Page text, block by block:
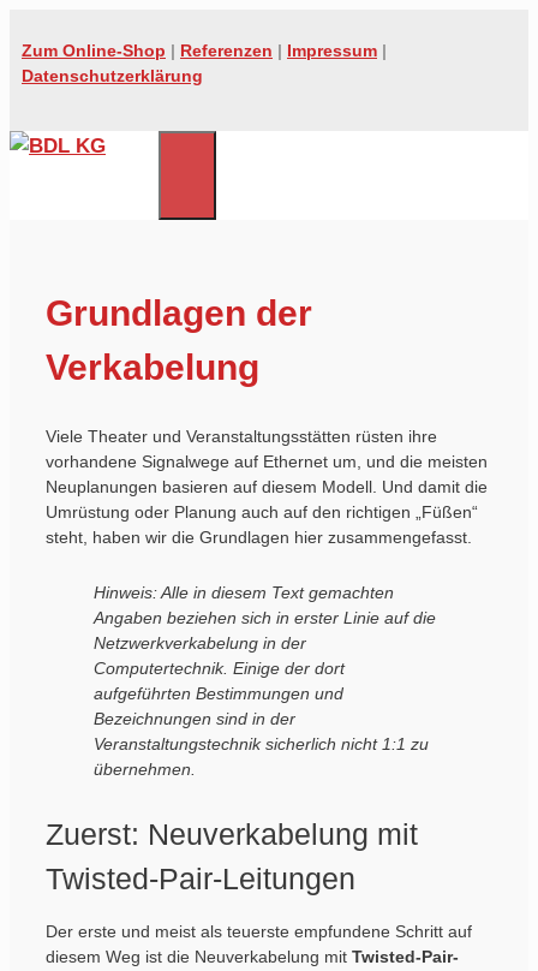
Inhalt
springen
Zum Online-Shop | Referenzen | Impressum |
Datenschutzerklärung
MENÜ
Grundlagen der
Verkabelung
Viele Theater und Veranstaltungsstätten rüsten ihre
vorhandene Signalwege auf Ethernet um, und die meisten
Neuplanungen basieren auf diesem Modell. Und damit die
Umrüstung oder Planung auch auf den richtigen „Füßen“
steht, haben wir die Grundlagen hier zusammengefasst.
Hinweis: Alle in diesem Text gemachten
Angaben beziehen sich in erster Linie auf die
Netzwerkverkabelung in der
Computertechnik. Einige der dort
aufgeführten Bestimmungen und
Bezeichnungen sind in der
Veranstaltungstechnik sicherlich nicht 1:1 zu
übernehmen.
Zuerst: Neuverkabelung mit
Twisted-Pair-Leitungen
Der erste und meist als teuerste empfundene Schritt auf
diesem Weg ist die Neuverkabelung mit Twisted-Pair-